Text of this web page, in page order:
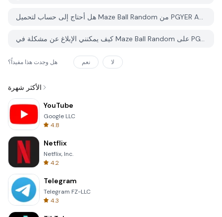
هل أحتاج إلى حساب لتحميل Maze Ball Random من PGYER APK HUB؟
كيف يمكنني الإبلاغ عن مشكلة في Maze Ball Random على PGYER APK HUB؟
هل وجدت هذا مفيداً؟ نعم لا
الأكثر شهرة
YouTube
Google LLC
4.8
Netflix
Netflix, Inc.
4.2
Telegram
Telegram FZ-LLC
4.3